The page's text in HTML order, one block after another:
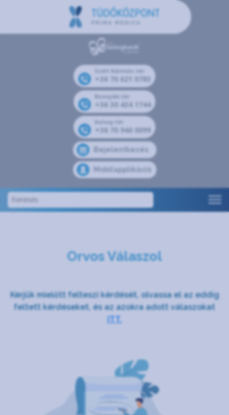
Széll Kálmán tér
+36 70 621 0783
Bosnyák tér
+36 30 434 1744
Kolosy tér
+36 70 940 0099
Bejelentkezés
Mobilapplikáció
Orvos Válaszol
Kérjük mielőtt felteszi kérdését, olvassa el az eddig
feltett kérdéseket, és az azokra adott válaszokat
ITT.